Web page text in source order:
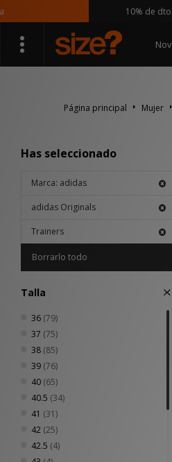
10% de dto. en app
Página principal Mujer
Has seleccionado
Marca: adidas
adidas Originals
Trainers
Borrarlo todo
Talla
36 (79)
37 (75)
38 (85)
39 (76)
40 (65)
40.5 (34)
41 (31)
42 (25)
42.5 (4)